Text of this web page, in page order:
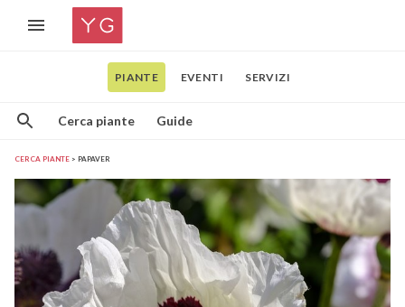
PIANTE EVENTI SERVIZI
Cerca piante Guide
CERCA PIANTE PAPAVER